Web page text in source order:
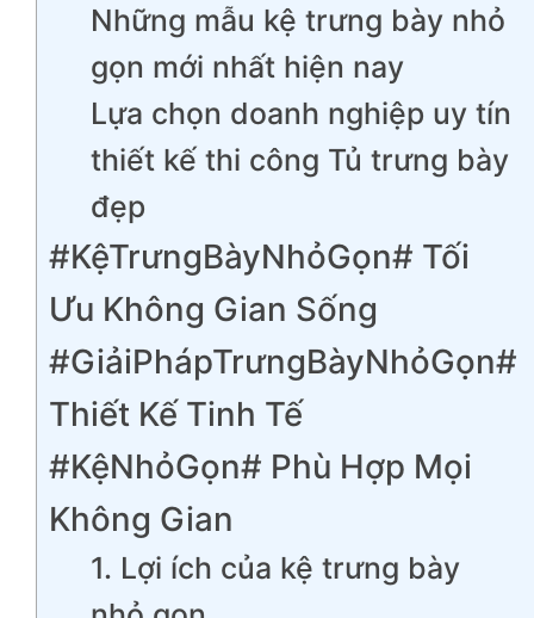
Những mẫu kệ trưng bày nhỏ
gọn mới nhất hiện nay
Lựa chọn doanh nghiệp uy tín
thiết kế thi công Tủ trưng bày
đẹp
#KệTrưngBàyNhỏGọn# Tối
Ưu Không Gian Sống
#GiảiPhápTrưngBàyNhỏGọn#
Thiết Kế Tinh Tế
#KệNhỏGọn# Phù Hợp Mọi
Không Gian
1. Lợi ích của kệ trưng bày